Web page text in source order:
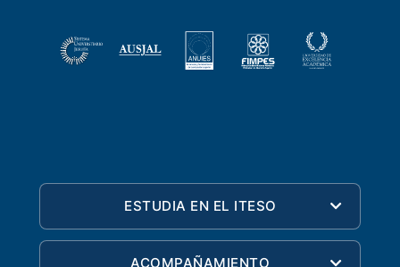
ESTUDIA EN EL ITESO
ACOMPAÑAMIENTO